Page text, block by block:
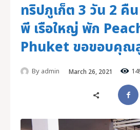
Search
ทัวร์กระบี่ คุณภาพดี
ไอ เลิฟ กระบี่
ทริปภูเก็ต 3 วัน 2 คืน
พี เรือใหญ่ พัก
Phuket ขอขอบคุณ
By admin March 26, 2021